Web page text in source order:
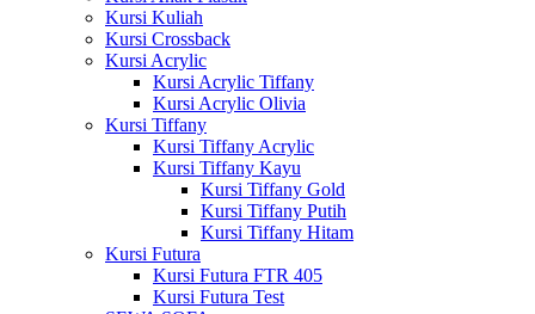
Kursi Kuliah
Kursi Crossback
Kursi Acrylic
Kursi Acrylic Tiffany
Kursi Acrylic Olivia
Kursi Tiffany
Kursi Tiffany Acrylic
Kursi Tiffany Kayu
Kursi Tiffany Gold
Kursi Tiffany Putih
Kursi Tiffany Hitam
Kursi Futura
Kursi Futura FTR 405
Kursi Futura Test